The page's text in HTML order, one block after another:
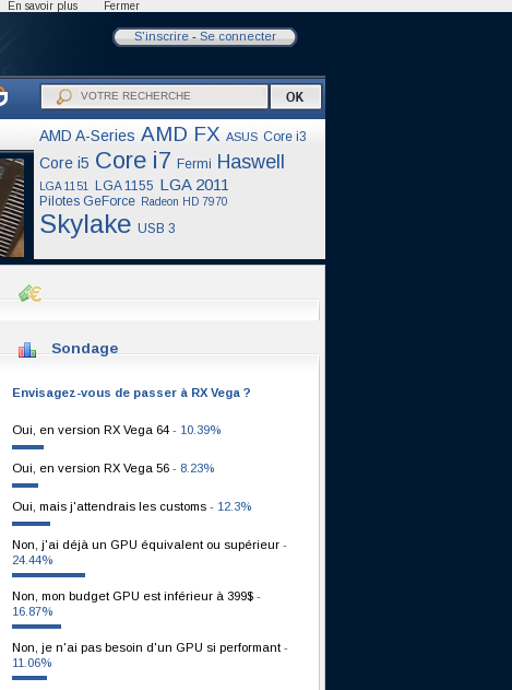
S'inscrire- Se connecter
AMD A-Series AMD FX ASUS Core i3
Core i5 Core i7 Fermi Haswell
LGA 1151 LGA 1155 LGA 2011
Pilotes GeForce Radeon HD 7970
Skylake USB 3
Sondage
Envisagez-vous de passer à RX Vega ?
Oui, en version RX Vega 64 - 10.39%
Oui, en version RX Vega 56 - 8.23%
Oui, mais j'attendrais les customs - 12.3%
Non, j'ai déjà un GPU équivalent ou supérieur -
24.44%
Non, mon budget GPU est inférieur à 399$ -
16.87%
Non, je n'ai pas besoin d'un GPU si performant -
11.06%
En savoir plus Fermer